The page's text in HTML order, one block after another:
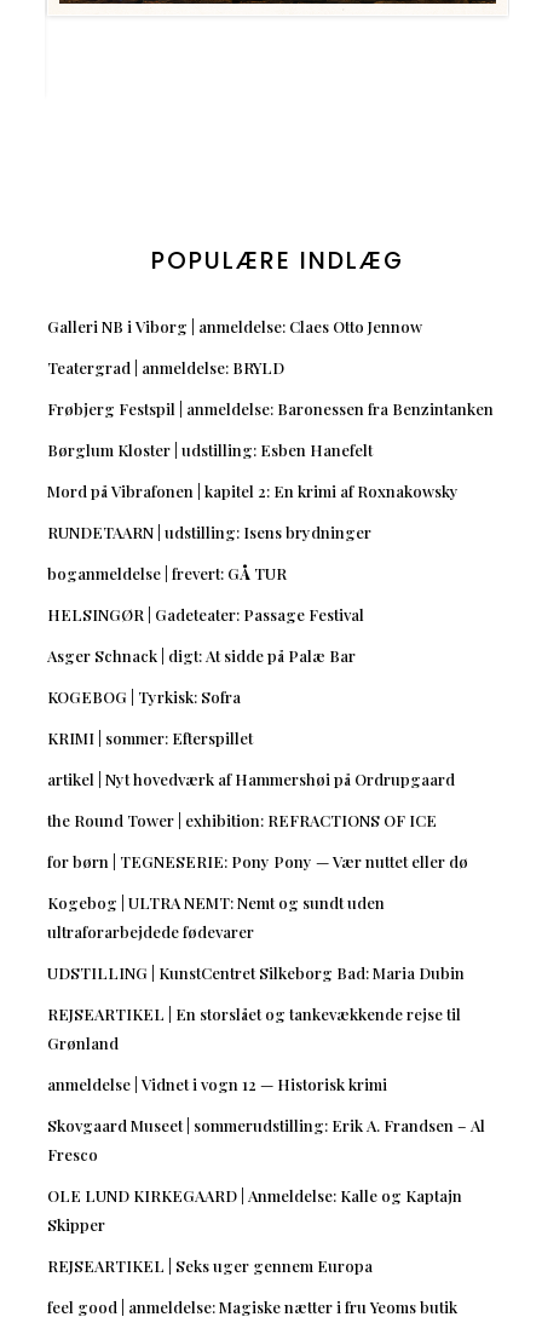
POPULÆRE INDLÆG
Galleri NB i Viborg | anmeldelse: Claes Otto Jennow
Teatergrad | anmeldelse: BRYLD
Frøbjerg Festspil | anmeldelse: Baronessen fra Benzintanken
Børglum Kloster | udstilling: Esben Hanefelt
Mord på Vibrafonen | kapitel 2: En krimi af Roxnakowsky
RUNDETAARN | udstilling: Isens brydninger
boganmeldelse | frevert: GÅ TUR
HELSINGØR | Gadeteater: Passage Festival
Asger Schnack | digt: At sidde på Palæ Bar
KOGEBOG | Tyrkisk: Sofra
KRIMI | sommer: Efterspillet
artikel | Nyt hovedværk af Hammershøi på Ordrupgaard
the Round Tower | exhibition: REFRACTIONS OF ICE
for børn | TEGNESERIE: Pony Pony — Vær nuttet eller dø
Kogebog | ULTRA NEMT: Nemt og sundt uden
ultraforarbejdede fødevarer
UDSTILLING | KunstCentret Silkeborg Bad: Maria Dubin
REJSEARTIKEL | En storslået og tankevækkende rejse til
Grønland
anmeldelse | Vidnet i vogn 12 — Historisk krimi
Skovgaard Museet | sommerudstilling: Erik A. Frandsen – Al
Fresco
OLE LUND KIRKEGAARD | Anmeldelse: Kalle og Kaptajn
Skipper
REJSEARTIKEL | Seks uger gennem Europa
feel good | anmeldelse: Magiske nætter i fru Yeoms butik